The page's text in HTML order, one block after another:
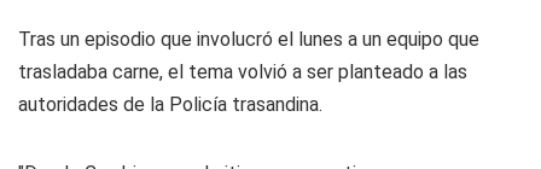
Tras un episodio que involucró el lunes a un equipo que
trasladaba carne, el tema volvió a ser planteado a las
autoridades de la Policía trasandina.